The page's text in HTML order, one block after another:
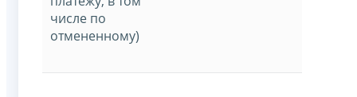
числе по
отмененному)